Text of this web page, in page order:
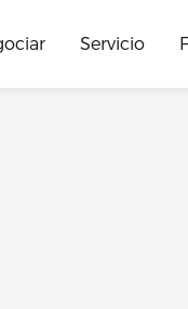
Servicio